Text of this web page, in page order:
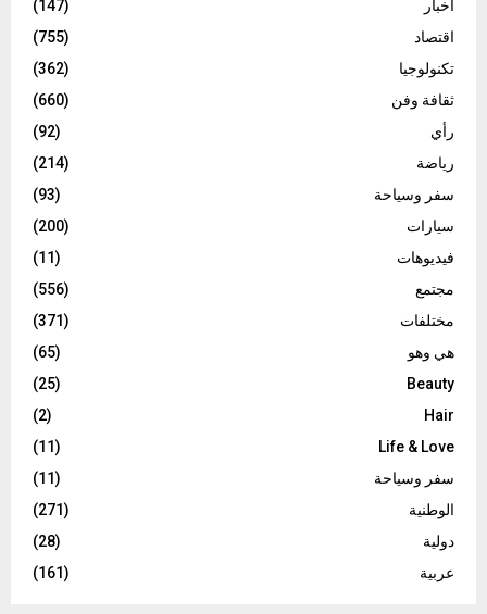
أخبار
(147)
اقتصاد
(755)
تكنولوجيا
(362)
ثقافة وفن
(660)
رأي
(92)
رياضة
(214)
سفر وسياحة
(93)
سيارات
(200)
فيديوهات
(11)
مجتمع
(556)
مختلفات
(371)
هي وهو
(65)
Beauty
(25)
Hair
(2)
Life & Love
(11)
سفر وسياحة
(11)
الوطنية
(271)
دولية
(28)
عربية
(161)